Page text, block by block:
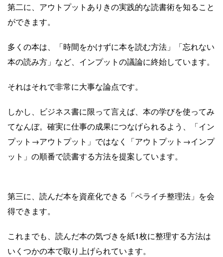
第二に、アウトプットありきの実践的な読書術を知ること
ができます。
多くの本は、「時間をかけずに本を読む方法」「忘れない
本の読み方」など、インプットの議論に終始しています。
それはそれで非常に大事な論点です。
しかし、ビジネス書に限って言えば、本の学びを使ってみ
てなんぼ。確実に仕事の成果につなげられるよう、「イン
プット→アウトプット」ではなく「アウトプット→インプ
ット」の順番で読書する方法を提案しています。
第三に、読んだ本を資産化できる「ペライチ整理法」を会
得できます。
これまでも、読んだ本の気づきを紙1枚に整理する方法は
いくつかの本で取り上げられています。